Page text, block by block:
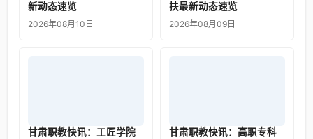
新动态速览
2026年08月10日
扶最新动态速览
2026年08月09日
甘肃职教快讯：工匠学院
甘肃职教快讯：高职专科